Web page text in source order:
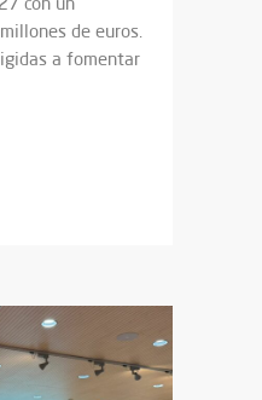
de euros.
a fomentar